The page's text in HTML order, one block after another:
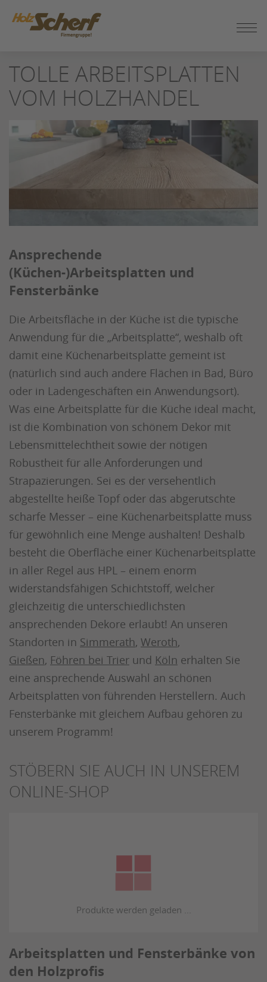
ZUM
SEITENINHALT
TOLLE ARBEITSPLATTEN
VOM HOLZHANDEL
Ansprechende
(Küchen-)Arbeitsplatten und
Fensterbänke
Die Arbeitsfläche in der Küche ist die typische
Anwendung für die „Arbeitsplatte“, weshalb oft
damit eine Küchenarbeitsplatte gemeint ist
(natürlich sind auch andere Flächen in Bad, Büro
oder in Ladengeschäften ein Anwendungsort).
Was eine Arbeitsplatte für die Küche ideal macht,
ist die Kombination von schönem Dekor mit
Lebensmittelechtheit sowie der nötigen
Robustheit für alle Anforderungen und
Strapazierungen. Sei es der versehentlich
abgestellte heiße Topf oder das abgerutschte
scharfe Messer – eine Küchenarbeitsplatte muss
für gewöhnlich eine Menge aushalten! Deshalb
besteht die Oberfläche einer Küchenarbeitsplatte
in aller Regel aus HPL – einem enorm
widerstandsfähigen Schichtstoff, welcher
gleichzeitig die unterschiedlichsten
ansprechenden Dekore erlaubt! An unseren
Standorten in Simmerath, Weroth,
Gießen, Föhren bei Trier und Köln erhalten Sie
eine ansprechende Auswahl an schönen
Arbeitsplatten von führenden Herstellern. Auch
Fensterbänke mit gleichem Aufbau gehören zu
unserem Programm!
STÖBERN SIE AUCH IN UNSEREM
ONLINE-SHOP
Arbeitsplatten und Fensterbänke von
den Holzprofis